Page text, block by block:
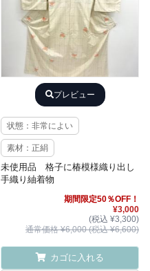
プレビュー
状態：非常によい
素材：正絹
未使用品 格子に椿模様織り出し
手織り紬着物
期間限定50％OFF！
¥3,000
(税込 ¥3,300)
通常価格 ¥6,000 (税込 ¥6,600)
カゴに入れる